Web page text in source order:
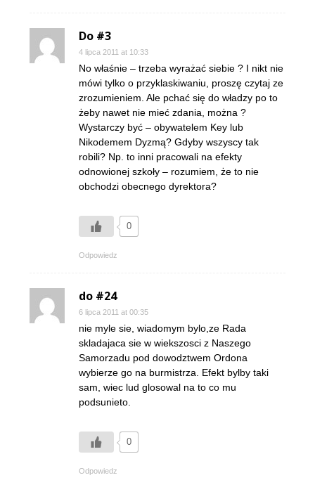
Do #3
4 lipca 2011 at 10:33
No właśnie – trzeba wyrażać siebie ? I nikt nie
mówi tylko o przyklaskiwaniu, proszę czytaj ze
zrozumieniem. Ale pchać się do władzy po to
żeby nawet nie mieć zdania, można ?
Wystarczy być – obywatelem Key lub
Nikodemem Dyzmą? Gdyby wszyscy tak
robili? Np. to inni pracowali na efekty
odnowionej szkoły – rozumiem, że to nie
obchodzi obecnego dyrektora?
0
Odpowiedz
do #24
6 lipca 2011 at 00:35
nie myle sie, wiadomym bylo,ze Rada
skladajaca sie w wiekszosci z Naszego
Samorzadu pod dowodztwem Ordona
wybierze go na burmistrza. Efekt bylby taki
sam, wiec lud glosowal na to co mu
podsunieto.
0
Odpowiedz